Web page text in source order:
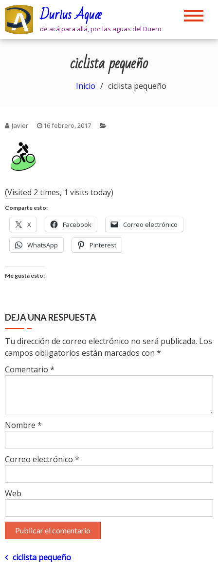
Skip
content
Durius Aquæ
de acá para allá, por las aguas del Duero
ciclista pequeño
Inicio ciclista pequeño
Javier 16 febrero, 2017
(Visited 2 times, 1 visits today)
Comparte esto:
X Facebook Correo electrónico
WhatsApp Pinterest
Me gusta esto:
DEJA UNA RESPUESTA
Tu dirección de correo electrónico no será publicada. Los
campos obligatorios están marcados con *
Comentario *
Nombre *
Correo electrónico *
Web
Navegación
ciclista pequeño